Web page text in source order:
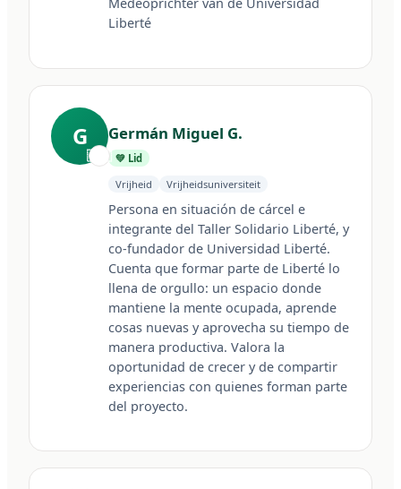
Medeoprichter van de Universidad
Liberté
G
🇦🇷
Germán Miguel G.
💚 Lid
Vrijheid
Vrijheidsuniversiteit
Persona en situación de cárcel e
integrante del Taller Solidario Liberté, y
co-fundador de Universidad Liberté.
Cuenta que formar parte de Liberté lo
llena de orgullo: un espacio donde
mantiene la mente ocupada, aprende
cosas nuevas y aprovecha su tiempo de
manera productiva. Valora la
oportunidad de crecer y de compartir
experiencias con quienes forman parte
del proyecto.